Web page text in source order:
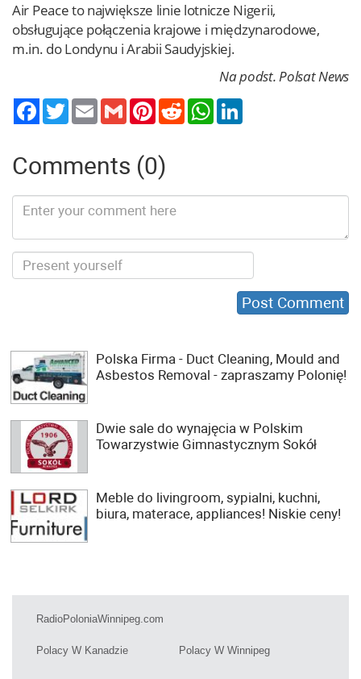
Air Peace to największe linie lotnicze Nigerii,
obsługujące połączenia krajowe i międzynarodowe,
m.in. do Londynu i Arabii Saudyjskiej.
Na podst. Polsat News
TwitterEmail Gmail PinterestReddit WhatsApp
Comments (0)
Polska Firma - Duct Cleaning, Mould and
Asbestos Removal - zapraszamy Polonię!
Dwie sale do wynajęcia w Polskim
Towarzystwie Gimnastycznym Sokół
Meble do livingroom, sypialni, kuchni,
biura, materace, appliances! Niskie ceny!
RadioPoloniaWinnipeg.com
Polacy W Kanadzie Polacy W Winnipeg